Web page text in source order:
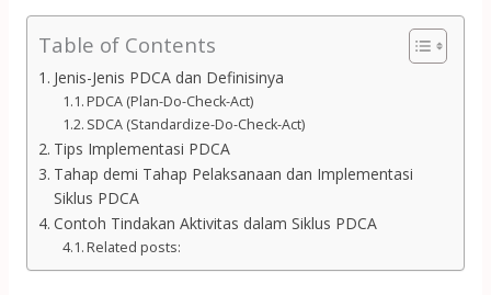
Table of Contents
Jenis-Jenis PDCA dan Definisinya
PDCA (Plan-Do-Check-Act)
SDCA (Standardize-Do-Check-Act)
Tips Implementasi PDCA
Tahap demi Tahap Pelaksanaan dan Implementasi
Siklus PDCA
Contoh Tindakan Aktivitas dalam Siklus PDCA
Related posts: